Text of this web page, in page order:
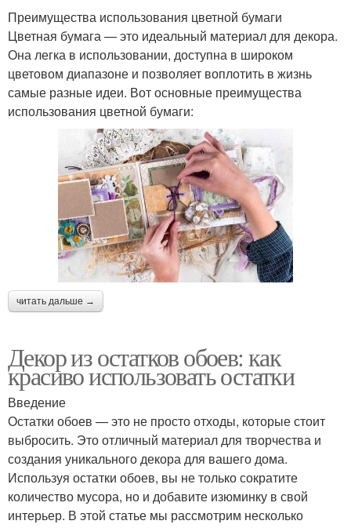
Преимущества использования цветной бумаги
Цветная бумага — это идеальный материал для декора.
Она легка в использовании, доступна в широком
цветовом диапазоне и позволяет воплотить в жизнь
самые разные идеи. Вот основные преимущества
использования цветной бумаги:
читать дальше →
Декор из остатков обоев: как
красиво использовать остатки
Введение
Остатки обоев — это не просто отходы, которые стоит
выбросить. Это отличный материал для творчества и
создания уникального декора для вашего дома.
Используя остатки обоев, вы не только сократите
количество мусора, но и добавите изюминку в свой
интерьер. В этой статье мы рассмотрим несколько